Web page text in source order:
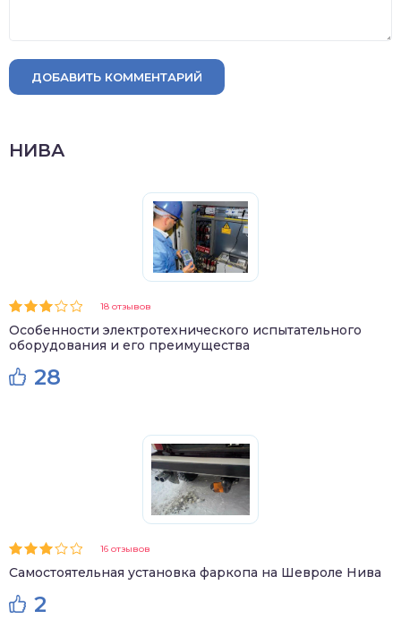
ДОБАВИТЬ КОММЕНТАРИЙ
НИВА
18 отзывов
Особенности электротехнического испытательного
оборудования и его преимущества
28
16 отзывов
Самостоятельная установка фаркопа на Шевроле Нива
2